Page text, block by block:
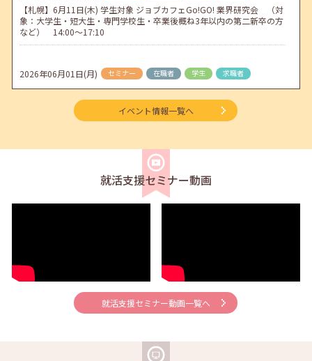
【札幌】6月11日(木) 学生対象 ジョブカフェGo!GO! 業界研究会 （対
象：大学生・短大生・専門学校生・卒業後概ね3年以内の第二新卒の方
など） 14:00～17:10
2026年06月01日(月) セミナー 在職者 学生 求職者
【函館・対面】6月3日（水）就勝塾 就活ストレス解消法 13:30～14:30
【帯広・対面】6月5日（金）就勝塾 求人票の見方 11:00～11:40
セミナー 在職者 学生
【釧路・対面】6月12日（金）就勝塾 自己分析 13:30～14:30
【オンライン】6月12日（金）就活ストレス４つの解消法 14:00～
14:30
2026年06月01日(月) セミナー 在職者 学生 求職者
イベント情報一覧へ
就活支援セミナー動画
就活支援セミナー動画一覧へ